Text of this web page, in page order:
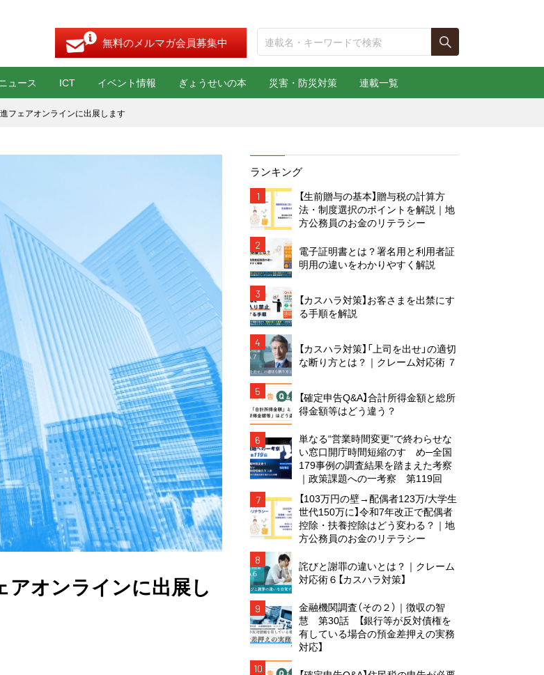
無料のメルマガ会員募集中
ュース ICT イベント情報 ぎょうせいの本 災害・防災対策 連載一覧
進フェアオンラインに出展します
アオンラインに出展し
ランキング
1
【生前贈与の基本】贈与税の計算方
法・制度選択のポイントを解説｜地
方公務員のお金のリテラシー
2
電子証明書とは？署名用と利用者証
明用の違いをわかりやすく解説
3
【カスハラ対策】お客さまを出禁にす
る手順を解説
4
【カスハラ対策】「上司を出せ」の適切
な断り方とは？｜クレーム対応術 ７
5
【確定申告Q&A】合計所得金額と総所
得金額等はどう違う？
6
単なる“営業時間変更”で終わらせな
い窓口開庁時間短縮のすゝめ─全国
179事例の調査結果を踏まえた考察
｜政策課題への一考察 第119回
7
【103万円の壁→配偶者123万/大学生
世代150万に】令和7年改正で配偶者
控除・扶養控除はどう変わる？｜地
方公務員のお金のリテラシー
8
詫びと謝罪の違いとは？｜クレーム
対応術６【カスハラ対策】
9
金融機関調査（その２）｜徴収の智
慧 第30話 【銀行等が反対債権を
有している場合の預金差押えの実務
対応】
10